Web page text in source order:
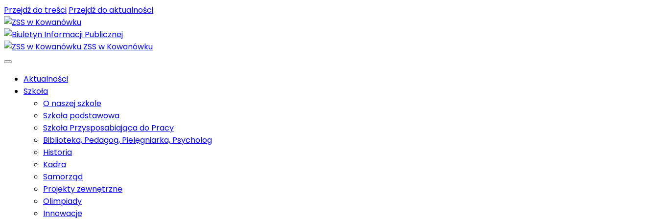
Przejdź do treści Przejdź do aktualności
ZSS w Kowanówku
Aktualności
Szkoła
O naszej szkole
Szkoła podstawowa
Szkoła Przysposabiająca do Pracy
Biblioteka, Pedagog, Pielęgniarka, Psycholog
Historia
Kadra
Samorząd
Projekty zewnętrzne
Olimpiady
Innowacje